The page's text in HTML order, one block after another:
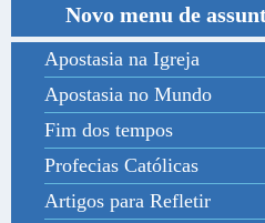
Novo menu de
Apostasia na Igreja
Apostasia no Mundo
Fim dos tempos
Profecias Católicas
Artigos para Refletir